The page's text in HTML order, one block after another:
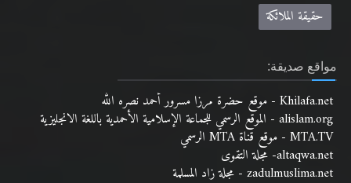
حقيقة الملائكة
مواقع صديقة:
Khilafa.net - موقع حضرة مرزا مسرور أحمد نصره الله
alislam.org - الموقع الرسمي للجماعة الإسلامية الأحمدية باللغة الانجليزية
MTA.TV - موقع قناة MTA الرسمي
altaqwa.net- مجلة التقوى
zadulmuslima.net - مجلة زاد المسلمة